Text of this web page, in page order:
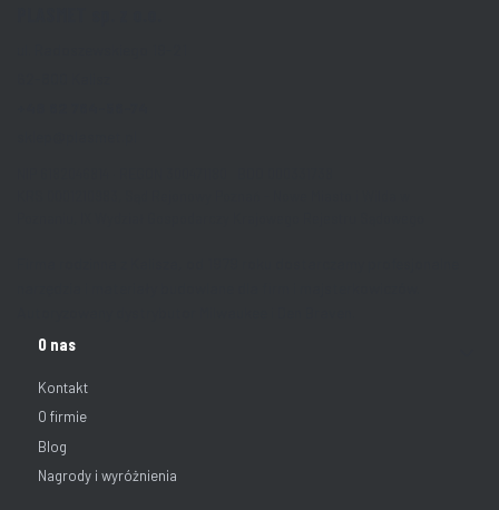
Linki w stopce
O nas
Kontakt
O firmie
Blog
Nagrody i wyróżnienia